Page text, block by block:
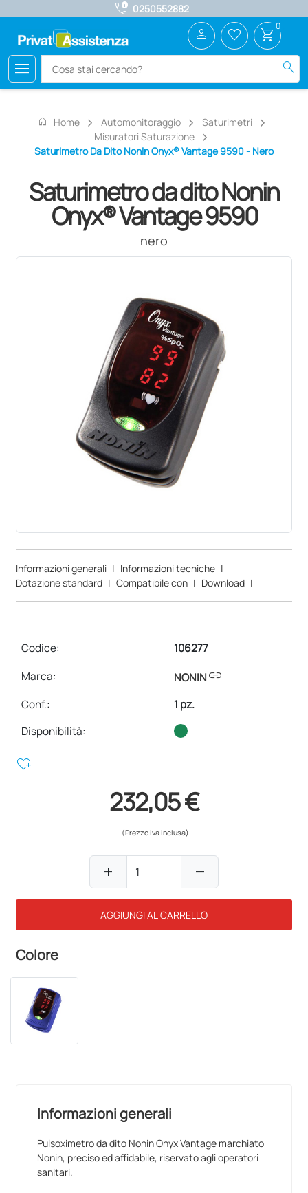
call_quality 0250552882
menu search
person favorite_border shopping_cart 0
home Home Automonitoraggio
Saturimetri
Misuratori Saturazione
Saturimetro Da Dito Nonin Onyx® Vantage 9590 - Nero
Saturimetro da dito Nonin
Onyx® Vantage 9590
nero
Informazioni generali | Informazioni tecniche |
Dotazione standard | Compatibile con | Download |
Codice:
106277
Marca:
NONINlink
Conf.:
1 pz.
Disponibilità:
heart_plus
232,05 €
(Prezzo iva inclusa)
add remove
AGGIUNGI AL CARRELLO
Colore
Informazioni generali
Pulsoximetro da dito Nonin Onyx Vantage marchiato
Nonin, preciso ed affidabile, riservato agli operatori
sanitari.